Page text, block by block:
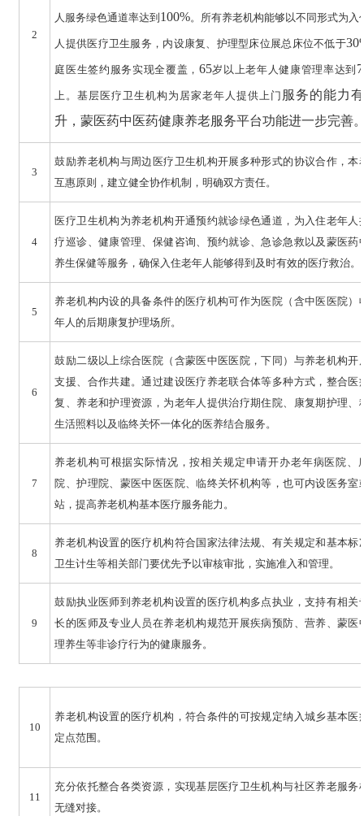
2
人服务绿色通道率达到 100%。所有养老机构能够以不同形式为入
人提供医疗卫生服务，内设康复、护理型床位展总床位不低于
庭医生签约服务实现全覆盖， 65岁以上老年人健康管理率达到
上。基层医疗卫生机构为居家老年人提供上门 服务的能力
升，蒙医药中医药健康养老服务平台功能进一步完善
3
鼓励养老机构与周边医疗卫生机构开展多种形式的协议合作，本
互惠原则，建立健全协作机制，明确双方责任。
4
医疗卫生机构为养老机构开通预约就诊绿色通道，为入住老年人
疗巡诊、健康管理、保健咨询、预约就诊、急诊急救以及蒙医药
养生保健等服务，确保入住老年人能够得到及时有效的医疗救治。
5
养老机构内设的具备条件的医疗机构可作为医院（含中医医院）
年人的后期康复护理场所。
6
鼓励二级以上综合医院（含蒙医中医医院，下同）与养老机构开
支援、合作共建。通过建设医疗养老联合体等多种方式，整合医
复、养老和护理资源，为老年人提供治疗期住院、康复期护理、
生活照料以及临终关怀一体化的医养结合服务。
7
养老机构可根据实际情况，按相关规定申请开办老年病医院、
院、护理院、蒙医中医医院、临终关怀机构等，也可内设医务室
站，提高养老机构基本医疗服务能力。
8
养老机构设置的医疗机构符合国家法律法规、有关规定和基本标
卫生计生等相关部门要优先予以审核审批，实施准入和管理。
9
鼓励执业医师到养老机构设置的医疗机构多点执业，支持有相关
长的医师及专业人员在养老机构规范开展疾病预防、营养、蒙医
理养生等非诊疗行为的健康服务。
10
养老机构设置的医疗机构，符合条件的可按规定纳入城乡基本医
定点范围。
11
充分依托整合各类资源，实现基层医疗卫生机构与社区养老服务
无缝对接。